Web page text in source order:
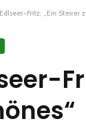
Edlseer-Fritz: „Ein Steirer